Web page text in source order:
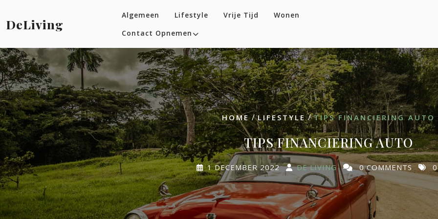
content
DeLiving
Algemeen Lifestyle Vrije Tijd
Wonen
Contact Opnemen
HOME/LIFESTYLE/TIPS FINANCIERING AUTO
TIPS FINANCIERING AUTO
1 DECEMBER 2022 DE LIVING 0 COMMENTS